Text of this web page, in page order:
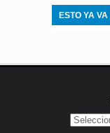
ESTO YA VA